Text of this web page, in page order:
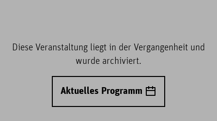
Diese Veranstaltung liegt in der Vergangenheit und
wurde archiviert.
Aktuelles Programm